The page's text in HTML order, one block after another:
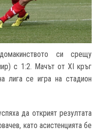
си срещу
с 1:2. Мачът от XI кръг
лига се игра на стадион
да открият резултата
като асистенцията бе